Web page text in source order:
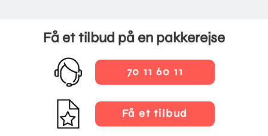
Få et tilbud på en pakkerejse
70 11 60 11
Få et tilbud